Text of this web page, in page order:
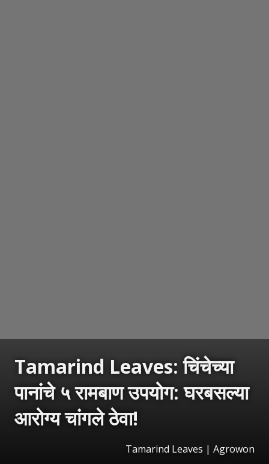
Tamarind Leaves: चिंचेच्या
पानांचे ५ रामबाण उपयोग: घरबसल्या
आरोग्य चांगले ठेवा!
Tamarind Leaves | Agrowon